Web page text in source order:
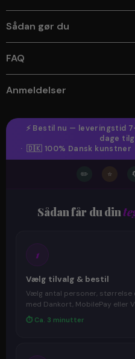
Sådan gør du
FAQ
Anmeldelser
⚡ Bestil nu — leveringstid
dage
· 🇩🇰 100% Dansk
✏️ ⭐
Sådan får du din
1
Vælg tilvalg & bestil
Vælg antal personer, størrelse
med Dankort, MobilePay eller
⏱ Ca. 3 minutter